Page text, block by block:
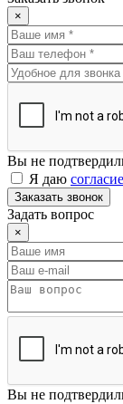
×
Вы не
Я даю
Заказать звонок
Задать вопрос
×
Вы не